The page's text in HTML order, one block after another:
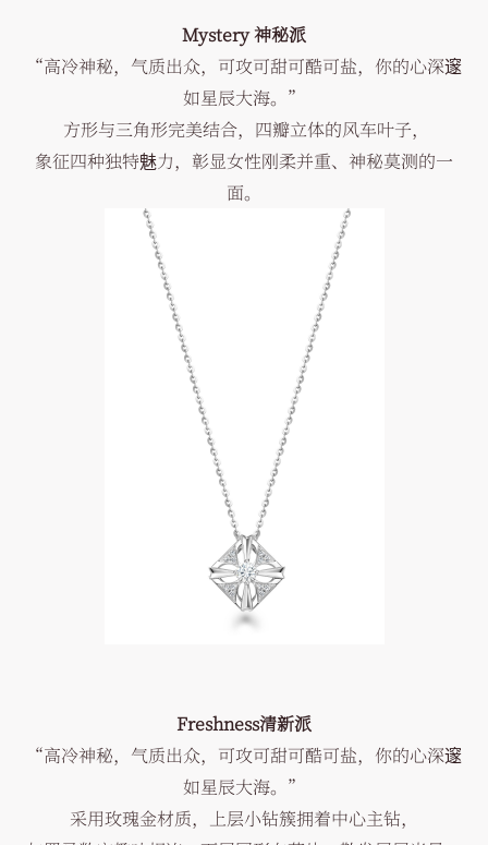
Mystery 神秘派
“高冷神秘，气质出众，可攻可甜可酷可盐，你的心深邃
如星辰大海。”
方形与三角形完美结合，四瓣立体的风车叶子，
象征四种独特魅力，彰显女性刚柔并重、神秘莫测的一
面。
Freshness清新派
“高冷神秘，气质出众，可攻可甜可酷可盐，你的心深邃
如星辰大海。”
采用玫瑰金材质，上层小钻簇拥着中心主钻，